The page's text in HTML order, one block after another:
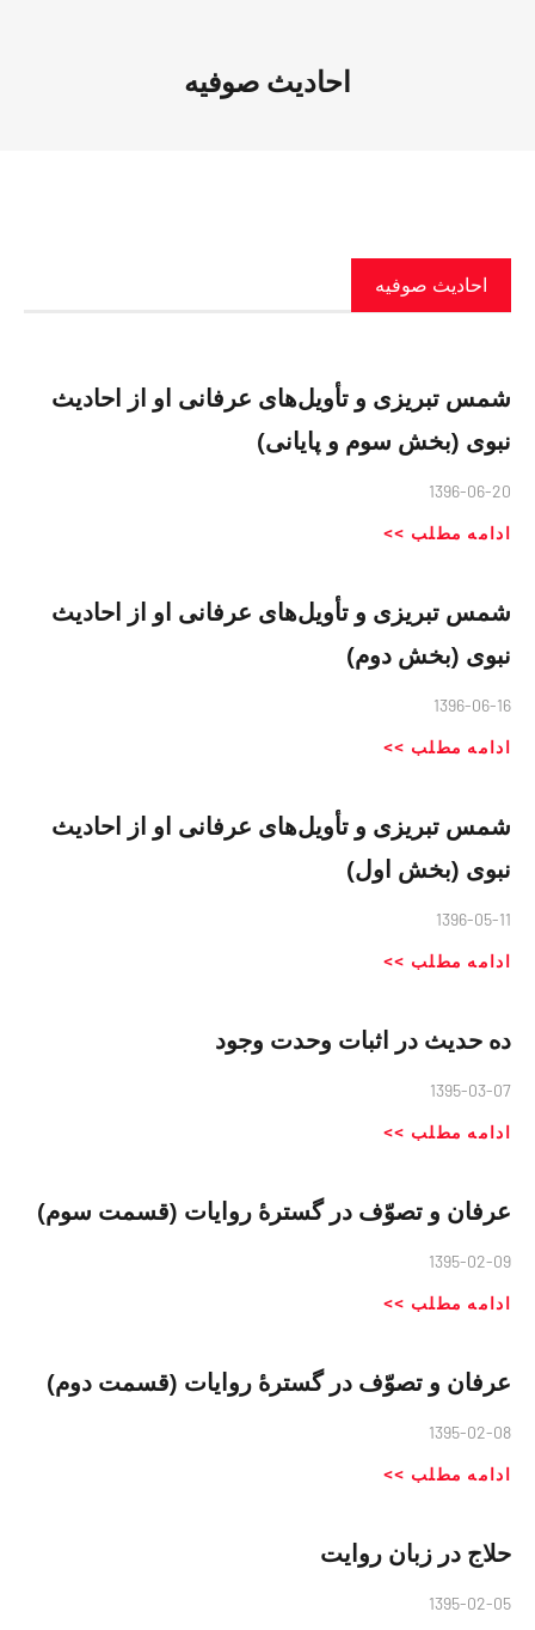
احادیث صوفیه
احادیث صوفیه
شمس تبریزی و تأویل‌های عرفانی او از احادیث
نبوی (بخش سوم و پایانی)
1396-06-20
ادامه مطلب >>
شمس تبریزی و تأویل‌های عرفانی او از احادیث
نبوی (بخش دوم)
1396-06-16
ادامه مطلب >>
شمس تبریزی و تأویل‌های عرفانی او از احادیث
نبوی (بخش اول)
1396-05-11
ادامه مطلب >>
ده حدیث در اثبات وحدت وجود
1395-03-07
ادامه مطلب >>
عرفان و تصوّف در گسترهٔ روایات (قسمت سوم)
1395-02-09
ادامه مطلب >>
عرفان و تصوّف در گسترهٔ روایات (قسمت دوم)
1395-02-08
ادامه مطلب >>
حلاج در زبان روايت
1395-02-05